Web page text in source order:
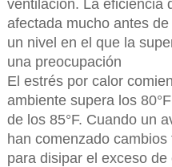
ventilación. La eficiencia
afectada mucho antes
un nivel en el que la
una preocupación
El estrés por calor
ambiente supera los
de los 85°F. Cuando un
han comenzado
para disipar el exceso